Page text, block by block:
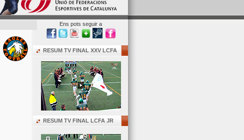
Ens pots seguir a
RESUM TV FINAL XXV LCFA
RESUM TV FINAL LCFA JR